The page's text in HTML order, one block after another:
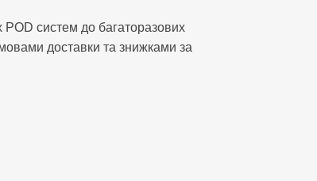
систем до багаторазових
доставки та знижками за